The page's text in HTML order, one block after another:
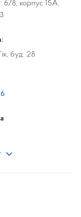
6/8, корпус 15А,
буд. 28